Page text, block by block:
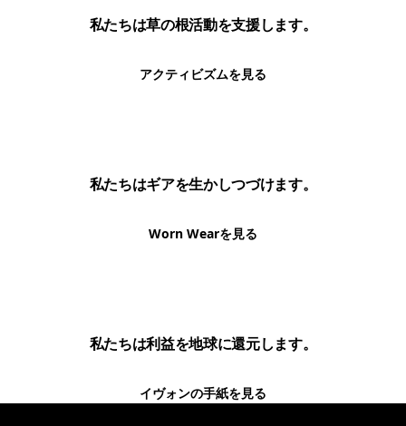
私たちは草の根活動を支援します。
アクティビズムを見る
私たちはギアを生かしつづけます。
Worn Wearを見る
私たちは利益を地球に還元します。
イヴォンの手紙を見る